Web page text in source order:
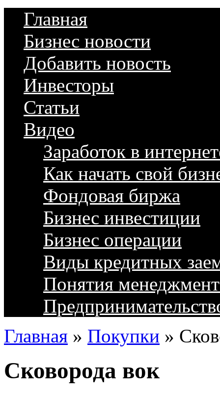
Главная
Бизнес новости
Добавить новость
Инвесторы
Статьи
Видео
Заработок в
Как начать свой
Фондовая биржа
Бизнес инвестиции
Бизнес операции
Виды кредитных
Понятия
Главная » Покупки »
Сковорода вок